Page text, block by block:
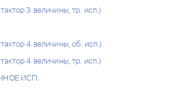
3 величины, тр. исп.)
4 величины, об. исп.)
4 величины, тр. исп.)
ИСП.